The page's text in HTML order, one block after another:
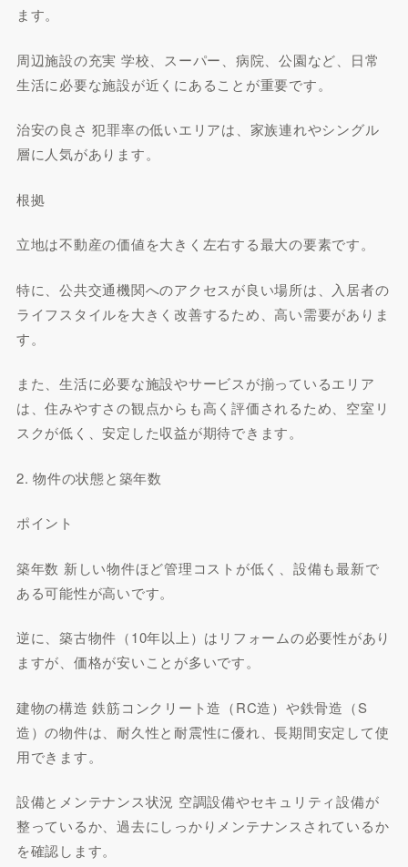
ます。
周辺施設の充実 学校、スーパー、病院、公園など、日常
生活に必要な施設が近くにあることが重要です。
治安の良さ 犯罪率の低いエリアは、家族連れやシングル
層に人気があります。
根拠
立地は不動産の価値を大きく左右する最大の要素です。
特に、公共交通機関へのアクセスが良い場所は、入居者の
ライフスタイルを大きく改善するため、高い需要がありま
す。
また、生活に必要な施設やサービスが揃っているエリア
は、住みやすさの観点からも高く評価されるため、空室リ
スクが低く、安定した収益が期待できます。
2. 物件の状態と築年数
ポイント
築年数 新しい物件ほど管理コストが低く、設備も最新で
ある可能性が高いです。
逆に、築古物件（10年以上）はリフォームの必要性があり
ますが、価格が安いことが多いです。
建物の構造 鉄筋コンクリート造（RC造）や鉄骨造（S
造）の物件は、耐久性と耐震性に優れ、長期間安定して使
用できます。
設備とメンテナンス状況 空調設備やセキュリティ設備が
整っているか、過去にしっかりメンテナンスされているか
を確認します。